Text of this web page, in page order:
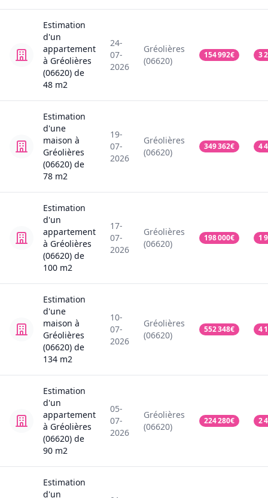
Estimation
d'un
appartement
à Gréolières
(06620) de
48 m2
24-
07-
2026
Gréolières
(06620)
154 992€ 3
Estimation
d'une
maison à
Gréolières
(06620) de
78 m2
19-
07-
2026
Gréolières
(06620)
349 362€ 4
Estimation
d'un
appartement
à Gréolières
(06620) de
100 m2
17-
07-
2026
Gréolières
(06620)
198 000€ 1
Estimation
d'une
maison à
Gréolières
(06620) de
134 m2
10-
07-
2026
Gréolières
(06620)
552 348€ 4
Estimation
d'un
appartement
à Gréolières
(06620) de
90 m2
05-
07-
2026
Gréolières
(06620)
224 280€ 2
Estimation
d'un